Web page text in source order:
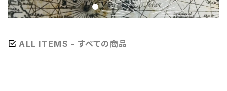
ALL ITEMS - すべての商品